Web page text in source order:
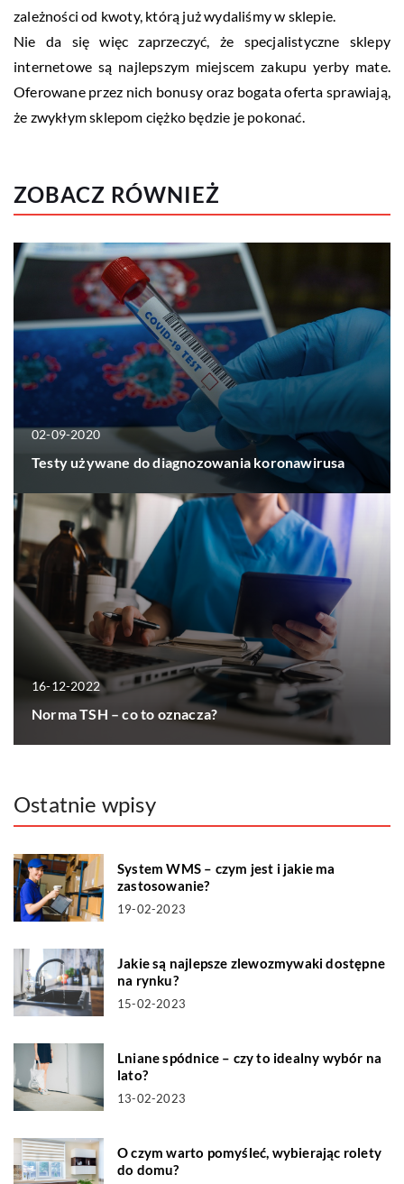
zależności od kwoty, którą już wydaliśmy w sklepie.
Nie da się więc zaprzeczyć, że specjalistyczne sklepy
internetowe są najlepszym miejscem zakupu yerby mate.
Oferowane przez nich bonusy oraz bogata oferta sprawiają,
że zwykłym sklepom ciężko będzie je pokonać.
ZOBACZ RÓWNIEŻ
02-09-2020
Testy używane do diagnozowania koronawirusa
16-12-2022
Norma TSH – co to oznacza?
Ostatnie wpisy
System WMS – czym jest i jakie ma
zastosowanie?
19-02-2023
Jakie są najlepsze zlewozmywaki dostępne
na rynku?
15-02-2023
Lniane spódnice – czy to idealny wybór na
lato?
13-02-2023
O czym warto pomyśleć, wybierając rolety
do domu?